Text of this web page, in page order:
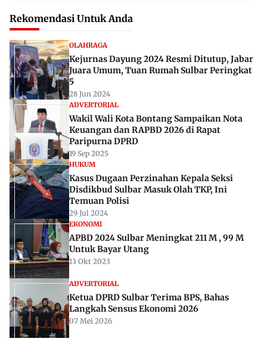
Rekomendasi Untuk Anda
OLAHRAGA
Kejurnas Dayung 2024 Resmi Ditutup, Jabar
Juara Umum, Tuan Rumah Sulbar Peringkat
5
28 Jun 2024
ADVERTORIAL
Wakil Wali Kota Bontang Sampaikan Nota
Keuangan dan RAPBD 2026 di Rapat
Paripurna DPRD
19 Sep 2025
HUKUM
Kasus Dugaan Perzinahan Kepala Seksi
Disdikbud Sulbar Masuk Olah TKP, Ini
Temuan Polisi
29 Jul 2024
EKONOMI
APBD 2024 Sulbar Meningkat 211 M , 99 M
Untuk Bayar Utang
13 Okt 2023
ADVERTORIAL
Ketua DPRD Sulbar Terima BPS, Bahas
Langkah Sensus Ekonomi 2026
07 Mei 2026